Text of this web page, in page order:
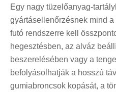
Egy nagy tüzelőanyag-
gyártásellenőrzésnek mind
futó rendszerre kell
hegesztésben, az alváz
beszerelésében vagy a
befolyásolhatják a hosszú
gumiabroncsok kopását, a